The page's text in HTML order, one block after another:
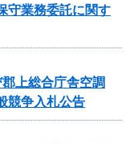
守業務委託に関す
上総合庁舎空調
競争入札公告